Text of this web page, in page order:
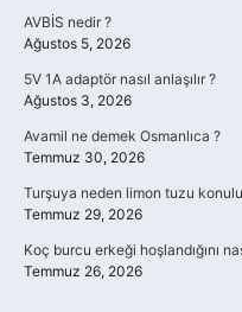
AVBİS nedir ?
Ağustos 5, 2026
5V 1A adaptör nasıl anlaşılır ?
Ağustos 3, 2026
Avamil ne demek Osmanlıca ?
Temmuz 30, 2026
Turşuya neden limon tuzu
Temmuz 29, 2026
Koç burcu erkeği hoşlandığını
Temmuz 26, 2026